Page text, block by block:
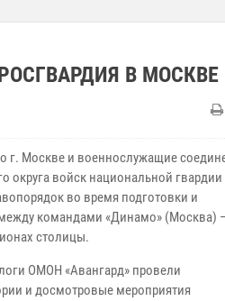
В МОСКВЕ
г. Москве и военнослужащие
округа войск национальной гвардии
во время подготовки и
командами «Динамо» (Москва)
столицы.
ОМОН «Авангард» провели
и досмотровые мероприятия